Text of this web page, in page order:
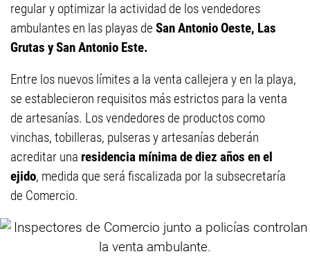
regular y optimizar la actividad de los vendedores
ambulantes en las playas de San Antonio Oeste, Las
Grutas y San Antonio Este.
Entre los nuevos límites a la venta callejera y en la playa,
se establecieron requisitos más estrictos para la venta
de artesanías. Los vendedores de productos como
vinchas, tobilleras, pulseras y artesanías deberán
acreditar una residencia mínima de diez años en el
ejido, medida que será fiscalizada por la subsecretaría
de Comercio.